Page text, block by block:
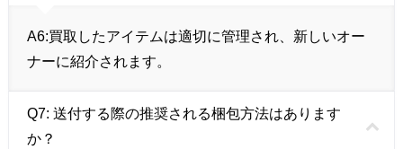
A6:買取したアイテムは適切に管理され、新しいオー
ナーに紹介されます。
Q7: 送付する際の推奨される梱包方法はあります
か？